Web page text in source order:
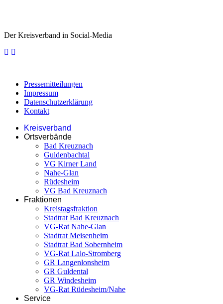
Der Kreisverband in Social-Media
Pressemitteilungen
Impressum
Datenschutzerklärung
Kontakt
Kreisverband
Ortsverbände
Bad Kreuznach
Guldenbachtal
VG Kirner Land
Nahe-Glan
Rüdesheim
VG Bad Kreuznach
Fraktionen
Kreistagsfraktion
Stadtrat Bad Kreuznach
VG-Rat Nahe-Glan
Stadtrat Meisenheim
Stadtrat Bad Sobernheim
VG-Rat Lalo-Stromberg
GR Langenlonsheim
GR Guldental
GR Windesheim
VG-Rat Rüdesheim/Nahe
Service